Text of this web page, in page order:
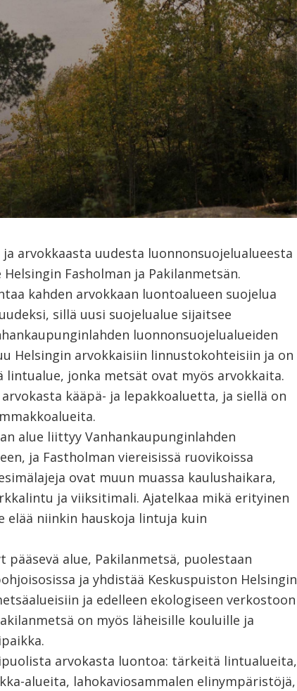
arvokkaasta uudesta luonnonsuojelualueesta
Fasholman ja Pakilanmetsän.
kahden arvokkaan luontoalueen suojelua
sillä uusi suojelualue sijaitsee
luonnonsuojelualueiden
Helsingin arvokkaisiin linnustokohteisiin ja on
lintualue, jonka metsät ovat myös arvokkaita.
kääpä- ja lepakkoaluetta, ja siellä on
alue liittyy Vanhankaupunginlahden
ja Fastholman viereisissä ruovikoissa
ovat muun muassa kaulushaikara,
ja viiksitimali. Ajatelkaa mikä erityinen
elää niinkin hauskoja lintuja kuin
alue, Pakilanmetsä, puolestaan
ja yhdistää Keskuspuiston Helsingin
ja edelleen ekologiseen verkostoon
on myös läheisille kouluille ja
arvokasta luontoa: tärkeitä lintualueita,
alueita, lahokaviosammalen elinympäristöjä,